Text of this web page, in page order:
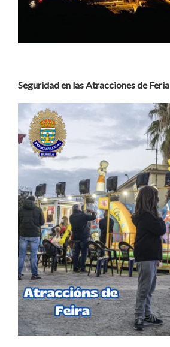
Seguridad en las Atracciones de Feria